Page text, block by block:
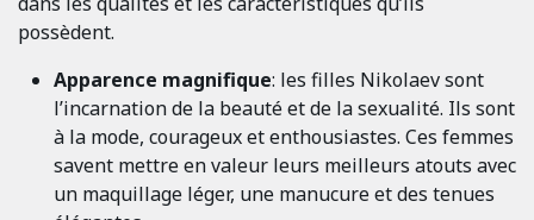
possèdent.
Apparence magnifique: les filles Nikolaev sont
l’incarnation de la beauté et de la sexualité. Ils sont
à la mode, courageux et enthousiastes. Ces femmes
savent mettre en valeur leurs meilleurs atouts avec
un maquillage léger, une manucure et des tenues